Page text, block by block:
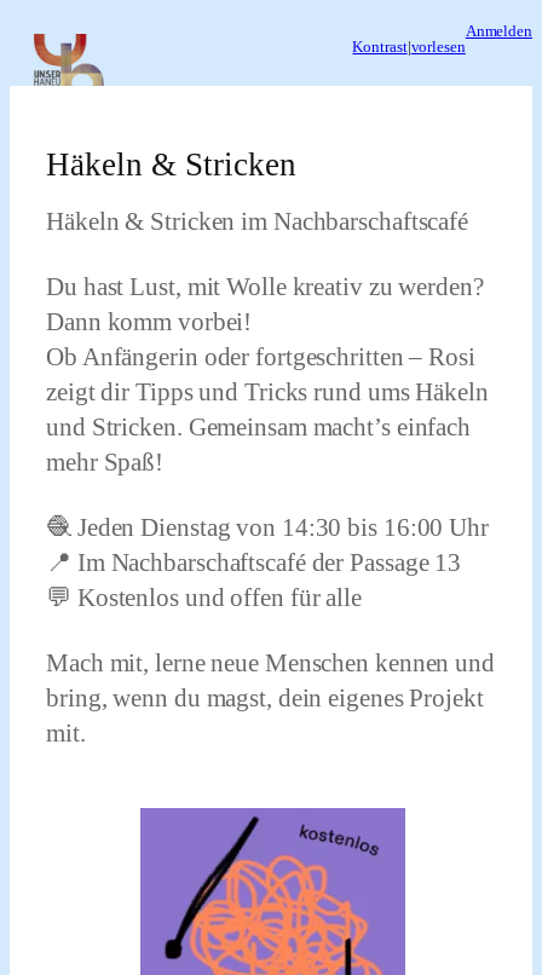
Inhalt
springen
Kontrast| vorlesen
Anmelden
Häkeln & Stricken
Häkeln & Stricken im Nachbarschaftscafé
Du hast Lust, mit Wolle kreativ zu werden?
Dann komm vorbei!
Ob Anfängerin oder fortgeschritten – Rosi
zeigt dir Tipps und Tricks rund ums Häkeln
und Stricken. Gemeinsam macht’s einfach
mehr Spaß!
🧶 Jeden Dienstag von 14:30 bis 16:00 Uhr
📍 Im Nachbarschaftscafé der Passage 13
💬 Kostenlos und offen für alle
Mach mit, lerne neue Menschen kennen und
bring, wenn du magst, dein eigenes Projekt
mit.